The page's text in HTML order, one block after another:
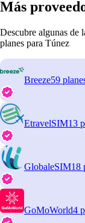
Más
Descubre algunas de
planes para Túnez
Breeze59
EtravelSIM13
GlobaleSIM18
GoMoWorld4